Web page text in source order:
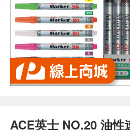
ACE英士 NO.20 油性